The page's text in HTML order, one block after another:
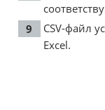
CSV-файл
Excel.